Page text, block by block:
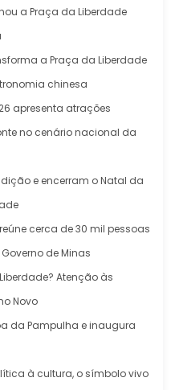
a Praça da Liberdade
a Praça da Liberdade
chinesa
apresenta atrações
no cenário nacional da
e encerram o Natal da
cerca de 30 mil pessoas
de Minas
Atenção às
Novo
da Pampulha e inaugura
à cultura, o símbolo vivo